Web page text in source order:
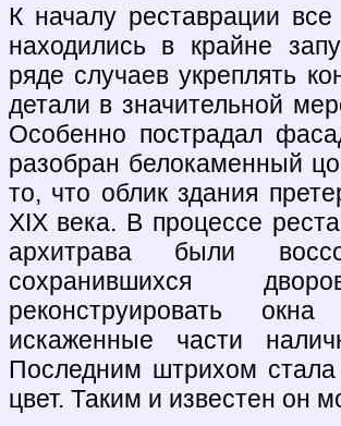
К началу реставрации
находились в крайне
ряде случаев укреплять
детали в значительной
Особенно пострадал
разобран белокаменный
то, что облик здания
XIX века. В процессе
архитрава были
сохранившихся
реконструировать
искаженные части
Последним штрихом
цвет. Таким и известен он